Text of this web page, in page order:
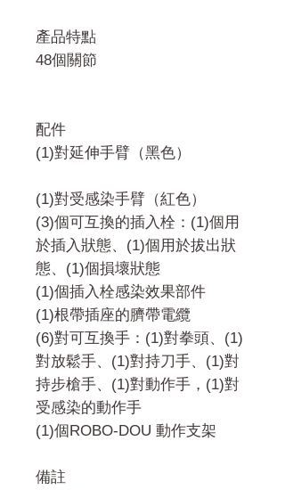
產品特點
48個關節
配件
(1)對延伸手臂（黑色）
(1)對受感染手臂（紅色）
(3)個可互換的插入栓：(1)個用
於插入狀態、(1)個用於拔出狀
態、(1)個損壞狀態
(1)個插入栓感染效果部件
(1)根帶插座的臍帶電纜
(6)對可互換手：(1)對拳頭、(1)
對放鬆手、(1)對持刀手、(1)對
持步槍手、(1)對動作手，(1)對
受感染的動作手
(1)個ROBO-DOU 動作支架
備註